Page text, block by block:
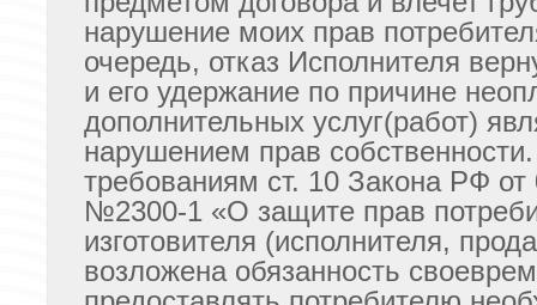
нарушение моих прав
очередь, отказ Исполнителя
и его удержание по причине
дополнительных услуг(работ)
нарушением прав
требованиям ст. 10 Закона РФ от
№2300-1 «О защите прав
изготовителя (исполнителя,
возложена обязанность